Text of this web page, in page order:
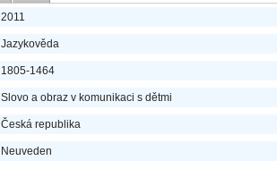
2011
Jazykověda
1805-1464
Slovo a obraz v komunikaci s dětmi
Česká republika
Neuveden